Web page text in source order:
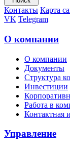
Контакты Карта
VK Telegram
О компании
О компании
Документы
Структура
Инвестиции
Работа в
Контактная
Управление